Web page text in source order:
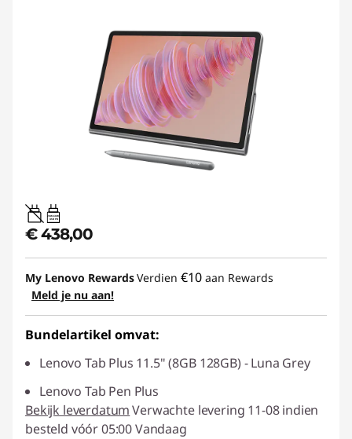
20W-60W
USB PD
€ 438,00
My Lenovo RewardsVerdien €10 aan Rewards
Meld je nu aan!
Bundelartikel omvat:
Lenovo Tab Plus 11.5" (8GB 128GB) - Luna Grey
Lenovo Tab Pen Plus
Bekijk leverdatumVerwachte levering 11-08 indien
besteld vóór 05:00 Vandaag